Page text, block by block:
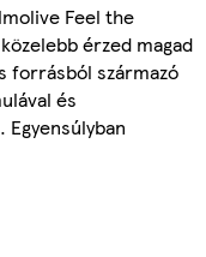
Feel the
érzed magad
forrásból származó
és